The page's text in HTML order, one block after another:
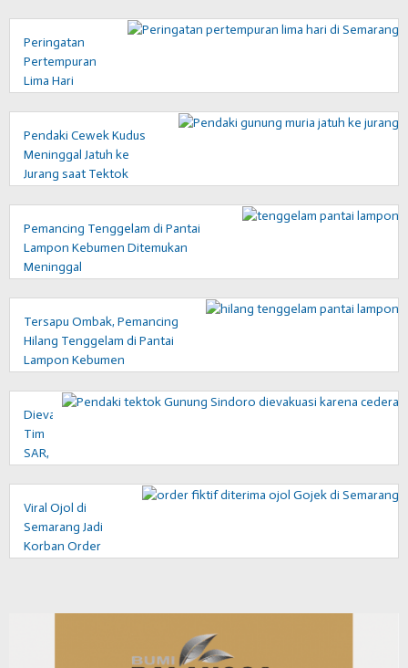
Peringatan
Pertempuran
Lima Hari
Generasi
Muda,
Agustina:
Pendaki Cewek Kudus
Meninggal Jatuh ke
Jurang saat Tektok
Pemancing Tenggelam di Pantai
Lampon Kebumen Ditemukan
Meninggal
Tersapu Ombak, Pemancing
Hilang Tenggelam di Pantai
Lampon Kebumen
Dievakuasi
Tim
SAR,
Cedera
di
Gunung
Viral Ojol di
Semarang Jadi
Korban Order